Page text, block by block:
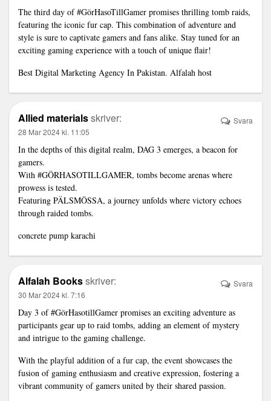
The third day of #GörHasoTillGamer promises thrilling tomb raids,
featuring the iconic fur cap. This combination of adventure and
style is sure to captivate gamers and fans alike. Stay tuned for an
exciting gaming experience with a touch of unique flair!
Best Digital Marketing Agency In Pakistan. Alfalah host
Allied materialsskriver:
28 Mar 2024 kl. 11:05
In the depths of this digital realm, DAG 3 emerges, a beacon for
gamers.
With #GÖRHASOTILLGAMER, tombs become arenas where
prowess is tested.
Featuring PÄLSMÖSSA, a journey unfolds where victory echoes
through raided tombs.
concrete pump karachi
Svara
Alfalah Booksskriver:
30 Mar 2024 kl. 7:16
Day 3 of #GörHasotillGamer promises an exciting adventure as
participants gear up to raid tombs, adding an element of mystery
and intrigue to the gaming challenge.
With the playful addition of a fur cap, the event showcases the
fusion of gaming enthusiasm and creative expression, fostering a
vibrant community of gamers united by their shared passion.
Svara